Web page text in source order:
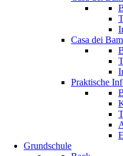
Casa dei
Praktische
Grundschule